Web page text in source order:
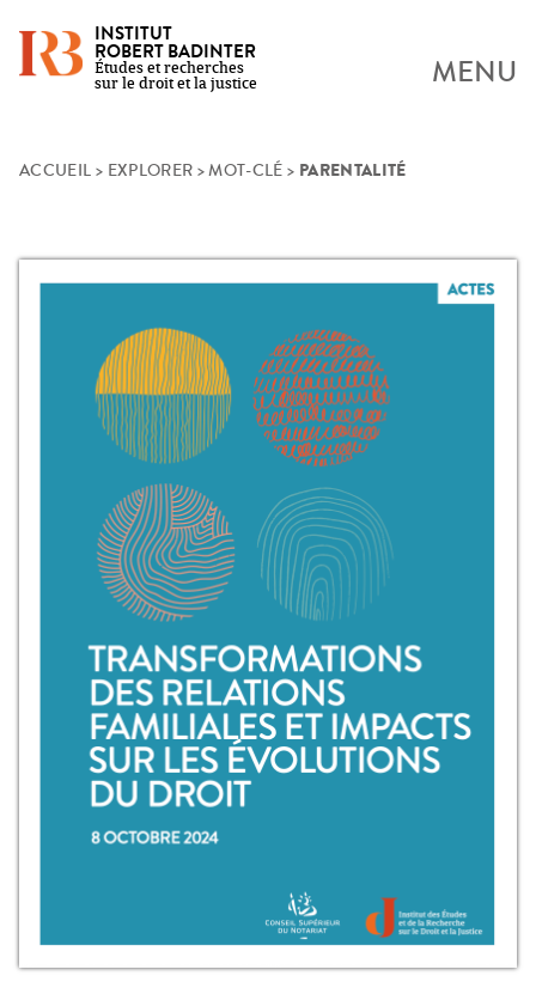
Skip
INSTITUT
ROBERT BADINTER
Études et recherches
sur le droit et la justice
MENU
ACCUEIL > EXPLORER >MOT-CLÉ > PARENTALITÉ